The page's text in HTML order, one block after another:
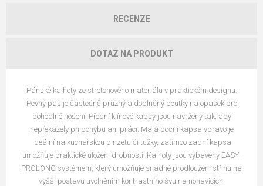
RECENZE
DOTAZ NA PRODUKT
Pánské kalhoty ze stretchového materiálu v praktickém designu.
Pevný pas je částečně pružný a doplněný poutky na opasek pro
pohodlné nošení. Přední klínové kapsy jsou navrženy tak, aby
nepřekážely při pohybu ani práci. Malá boční kapsa vpravo je
ideální na kuchařskou pinzetu či tužky, zatímco zadní kapsa
umožňuje praktické uložení drobností. Kalhoty jsou vybaveny EASY-
PROLONG systémem, který umožňuje snadné prodloužení střihu na
vyšší postavu uvolněním kontrastního švu na nohavicích.